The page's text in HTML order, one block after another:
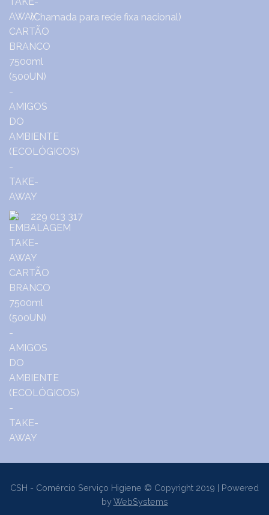
(Chamada para rede fixa nacional)
229 013 317
CSH - Comércio Serviço Higiene © Copyright 2019 | Powered
byWebSystems